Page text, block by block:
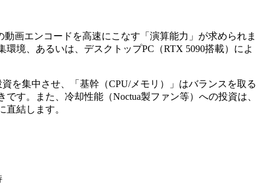
画エンコードを高速にこなす「演算能力」が求められま
境、あるいは、デスクトップPC（RTX 5090搭載）によ
を集中させ、「基幹（CPU/メモリ）」はバランスを取る
す。また、冷却性能（Noctua製ファン等）への投資は、
結します。